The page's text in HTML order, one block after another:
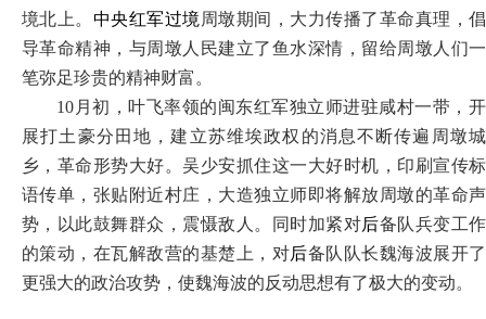
境北上。 中央红军过境 周墩期间 ， 大力传播了革命真理，倡
导革命精神，与周墩 人民建立了鱼水深情，留给周墩 人们一
笔弥足珍贵的精神财富。
10月初，叶飞率领的闽东红军独立师进驻咸村一带，开
展打土豪分田地，建立苏维埃政权的消息不断传遍周墩城
乡，革命形势大好。吴少安抓住这一大好时机，印刷宣传标
语传单，张贴附近村庄，大造独立师即将解放周墩的革命声
势，以此鼓舞群众，震慑敌人。同时加紧对后备队兵变工作
的策动，在瓦解敌营的基楚上，对后备队队长魏海波展开了
更强大的政治攻势，使魏海波的反动思想有了极大的变动。